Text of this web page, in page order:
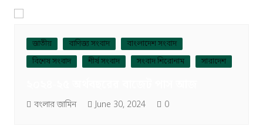
জাতীয় বাণিজ্য সংবাদ
বাংলাদেশ সংবাদ
বিশেষ সংবাদ
শীর্ষ সংবাদ সংবাদ শিরোনাম সারাদেশ
বংলার জামিন June 30, 2024 0